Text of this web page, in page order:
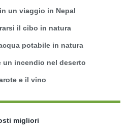
un viaggio in Nepal
il cibo in natura
potabile in natura
un incendio nel deserto
e il vino
migliori